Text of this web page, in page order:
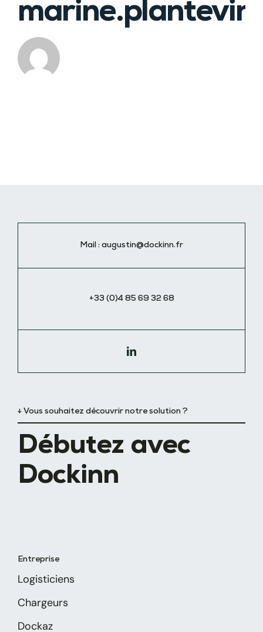
Mail : augustin@dockinn.fr
+33 (0)4 85 69 32 68
↓ Vous souhaitez découvrir notre solution ?
Débutez avec
Dockinn
Entreprise
Logisticiens
Chargeurs
Dockaz